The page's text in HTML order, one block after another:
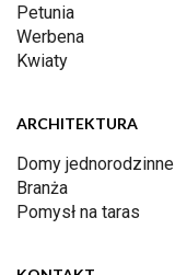
Petunia
Werbena
Kwiaty
ARCHITEKTURA
Domy jednorodzinne
Branża
Pomysł na taras